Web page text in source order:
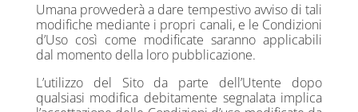
Umana provvederà a dare tempestivo avviso di tali
modifiche mediante i propri canali, e le Condizioni
d’Uso così come modificate saranno applicabili
dal momento della loro pubblicazione.
L’utilizzo del Sito da parte dell’Utente dopo
qualsiasi modifica debitamente segnalata implica